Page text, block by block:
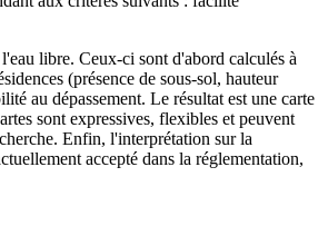
libre. Ceux-ci sont d'abord calculés à
(présence de sous-sol, hauteur
au dépassement. Le résultat est une carte
sont expressives, flexibles et peuvent
Enfin, l'interprétation sur la
accepté dans la réglementation,